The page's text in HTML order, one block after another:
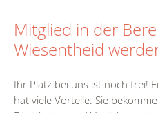
Mitglied in der
Wiesentheid
Ihr Platz bei uns ist noch frei!
hat viele Vorteile: Sie